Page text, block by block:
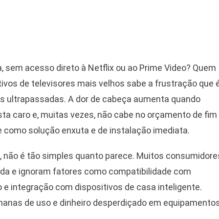
acesso direto à Netflix ou ao Prime Video? Quem
de televisores mais velhos sabe a frustração que
A dor de cabeça aumenta quando
caro e, muitas vezes, não cabe no orçamento de fim
como solução enxuta e de instalação imediata.
é tão simples quanto parece. Muitos
e ignoram fatores como compatibilidade com
integração com dispositivos de casa inteligente.
de uso e dinheiro desperdiçado em